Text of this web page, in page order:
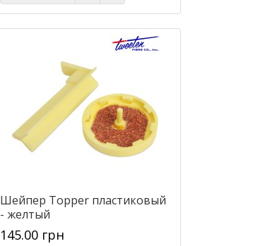
Шейпер Topper пластиковый
- желтый
145.00 грн